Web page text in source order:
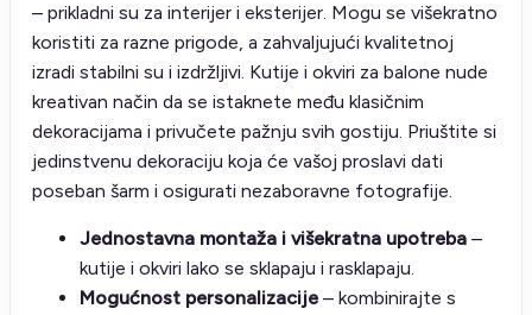
– prikladni su za interijer i eksterijer. Mogu se višekratno
koristiti za razne prigode, a zahvaljujući kvalitetnoj
izradi stabilni su i izdržljivi. Kutije i okviri za balone nude
kreativan način da se istaknete među klasičnim
dekoracijama i privučete pažnju svih gostiju. Priuštite si
jedinstvenu dekoraciju koja će vašoj proslavi dati
poseban šarm i osigurati nezaboravne fotografije.
Jednostavna montaža i višekratna upotreba –
kutije i okviri lako se sklapaju i rasklapaju.
Mogućnost personalizacije – kombinirajte s